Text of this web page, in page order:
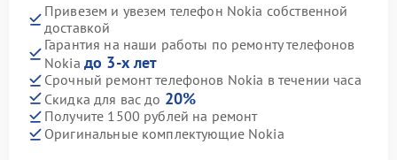
Привезем и увезем телефон Nokia собственной
доставкой
Гарантия на наши работы по ремонту телефонов
Nokia до 3-х лет
Срочный ремонт телефонов Nokia в течении часа
Скидка для вас до 20%
Получите 1500 рублей на ремонт
Оригинальные комплектующие Nokia